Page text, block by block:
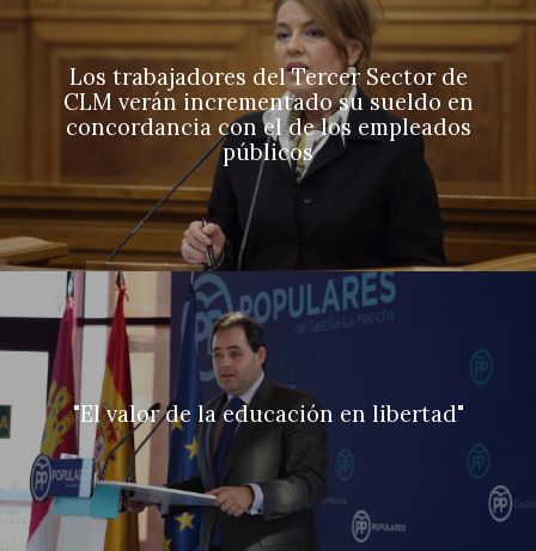
Los trabajadores del Tercer Sector de
CLM verán incrementado su sueldo en
concordancia con el de los empleados
públicos
"El valor de la educación en libertad"